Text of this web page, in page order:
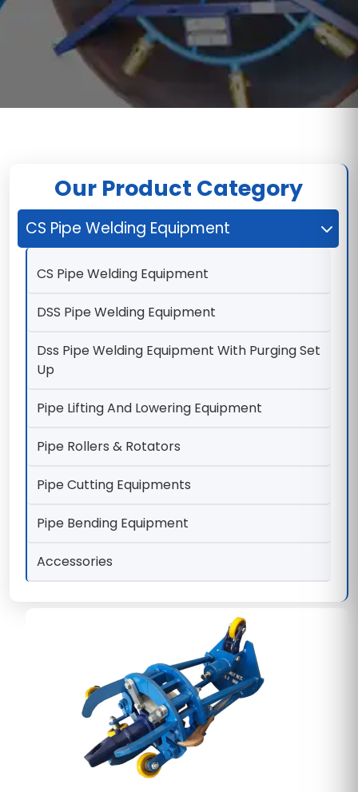
Our Product Category
CS Pipe Welding Equipment
CS Pipe Welding Equipment
DSS Pipe Welding Equipment
Dss Pipe Welding Equipment With Purging Set
Up
Pipe Lifting And Lowering Equipment
Pipe Rollers & Rotators
Pipe Cutting Equipments
Pipe Bending Equipment
Accessories